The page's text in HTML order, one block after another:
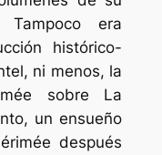
Tampoco era
histórico-
ni menos, la
sobre La
, un ensueño
después